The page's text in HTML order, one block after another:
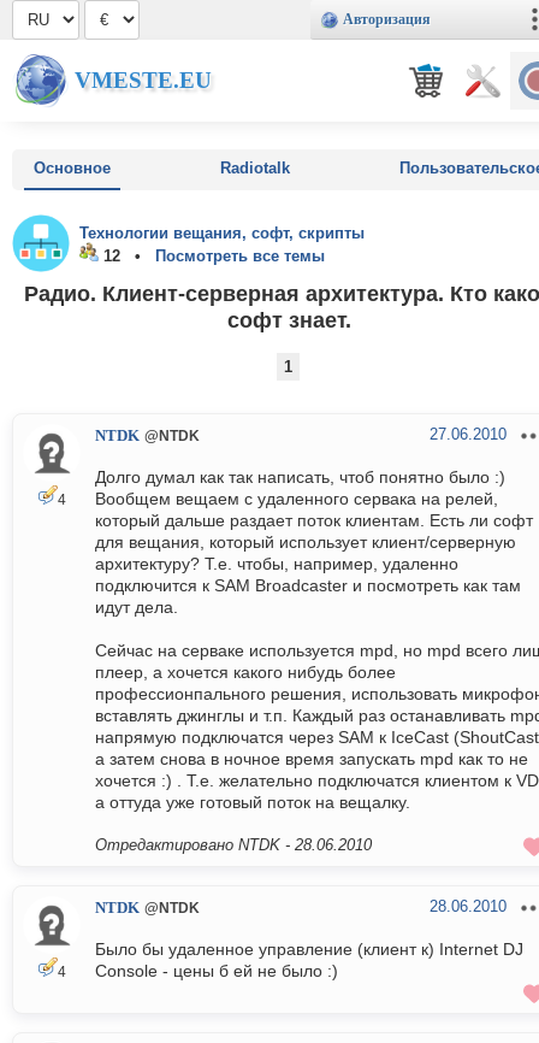
Авторизация
VMESTE.EU
Основное Radiotalk
Технологии вещания, софт, скрипты
12 •
Посмотреть все темы
Радио. Клиент-серверная архитектура. Кто
софт знает.
1
4
NTDK @NTDK 27.06.2010
Долго думал как так написать, чтоб понятно было :)
Вообщем вещаем с удаленного сервака на релей,
который дальше раздает поток клиентам. Есть ли софт
для вещания, который использует клиент/серверную
архитектуру? Т.е. чтобы, например, удаленно
подключится к SAM Broadcaster и посмотреть как там
идут дела.
Сейчас на серваке используется mpd, но mpd всего
плеер, а хочется какого нибудь более
профессионпального решения, использовать
вставлять джинглы и т.п. Каждый раз останавливать
напрямую подключатся через SAM к IceCast
а затем снова в ночное время запускать mpd как то не
хочется :) . Т.е. желательно подключатся клиентом к
а оттуда уже готовый поток на вещалку.
Отредактировано NTDK - 28.06.2010
4
NTDK @NTDK 28.06.2010
Было бы удаленное управление (клиент к) Internet DJ
Console - цены б ей не было :)